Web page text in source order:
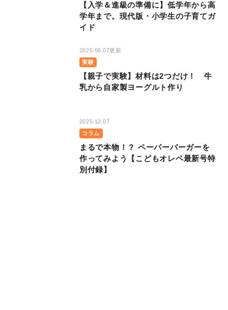
【入学＆進級の準備に】低学年から高
学年まで。現代版・小学生の子育てガ
イド
2025.06.07更新
実験
【親子で実験】材料は2つだけ！ 牛
乳から自家製ヨーグルト作り
2025.12.07
コラム
まるで本物！？ ペーパーバーガーを
作ってみよう【こどもオレペ最新号特
別付録】